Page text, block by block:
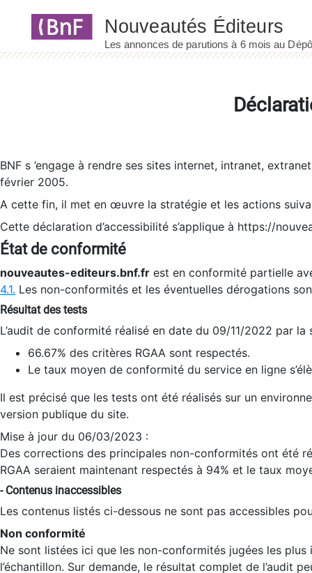
BNF s ’engage à rendre ses sites internet, intranet,
février 2005.
A cette fin, il met en œuvre la stratégie et les actions
Cette déclaration d’accessibilité s’applique à https://
État de conformité
nouveautes-editeurs.bnf.fr est en conformité partielle
4.1. Les non-conformités et les éventuelles dérogations
Résultat des tests
L’audit de conformité réalisé en date du 09/11/2022 par
66.67% des critères RGAA sont respectés.
Le taux moyen de conformité du service en ligne
Il est précisé que les tests ont été réalisés sur un
version publique du site.
Mise à jour du 06/03/2023 :
Des corrections des principales non-conformités ont été
RGAA seraient maintenant respectés à 94% et le taux
- Contenus inaccessibles
Les contenus listés ci-dessous ne sont pas accessibles
Non conformité
Ne sont listées ici que les non-conformités jugées les
l’échantillon. Sur demande, le résultat complet de l’audit